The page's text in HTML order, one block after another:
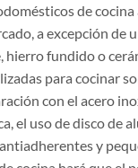
de
a excepción de
hierro fundido o
para cocinar
con el acero
el uso de disco de
y